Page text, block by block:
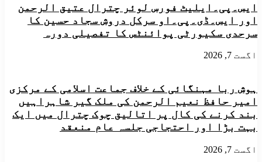
حادثات
کے
نظر
ڈرائیور
یونین
اور
سول
سوسائٹی
آرگنائزیشن
نے
گرم
چشمہ
شندور
تک
اور
گرم
اور
دیگر
این
ایچ
اے
زیر
ایس۔پی۔ایلیٹ فورس لوئر چترال عتیق الرحمن
اور ایس۔ڈی۔پی۔او سرکل دروش سجاد حسین کا
سرحدی سکیورٹی پوائنٹس کا تفصیلی دورہ
اگست 7, 2026
ہوش ربا مہنگائی کے خلاف جماعت اسلامی کے مرکزی
امیر حافظ نعیم الرحمن کی ملک گیر شاہراہیں
بند کرنے کی کال پر اتالیق چوک چترال میں ایک
بہت بڑا اور احتجاجی جلسہ عام منعقد
اگست 7, 2026